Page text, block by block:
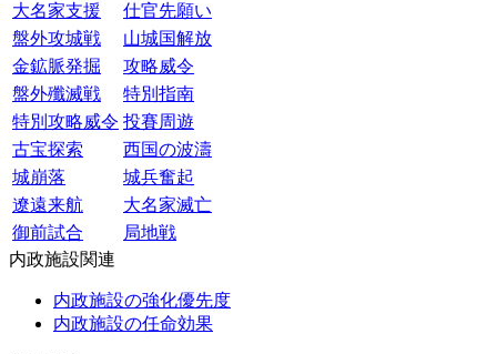
大名家支援
仕官先願い
盤外攻城戦
山城国解放
金鉱脈発掘
攻略威令
盤外殲滅戦
特別指南
特別攻略威令 投賽周遊
古宝探索
西国の波濤
城崩落
城兵奮起
遼遠来航
大名家滅亡
御前試合
局地戦
内政施設関連
内政施設の強化優先度
内政施設の任命効果